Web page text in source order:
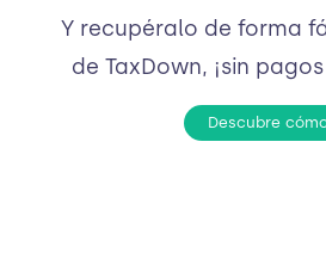
Y recupéralo de forma
de TaxDown, ¡sin
Descubre